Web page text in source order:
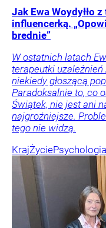
Jak Ewa Woydyłło
influencerką.
brednie”
W ostatnich latach
terapeutki uzależnień
niekiedy głoszącą
Paradoksalnie to, co
Świątek, nie jest ani
najgroźniejsze.
tego nie widzą.
KrajŻyciePsychologia